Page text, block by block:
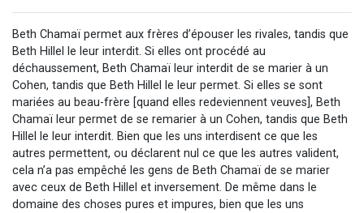
Beth Chamaï permet aux frères d’épouser les rivales, tandis que
Beth Hillel le leur interdit. Si elles ont procédé au
déchaussement, Beth Chamaï leur interdit de se marier à un
Cohen, tandis que Beth Hillel le leur permet. Si elles se sont
mariées au beau-frère [quand elles redeviennent veuves], Beth
Chamaï leur permet de se remarier à un Cohen, tandis que Beth
Hillel le leur interdit. Bien que les uns interdisent ce que les
autres permettent, ou déclarent nul ce que les autres valident,
cela n’a pas empêché les gens de Beth Chamaï de se marier
avec ceux de Beth Hillel et inversement. De même dans le
domaine des choses pures et impures, bien que les uns